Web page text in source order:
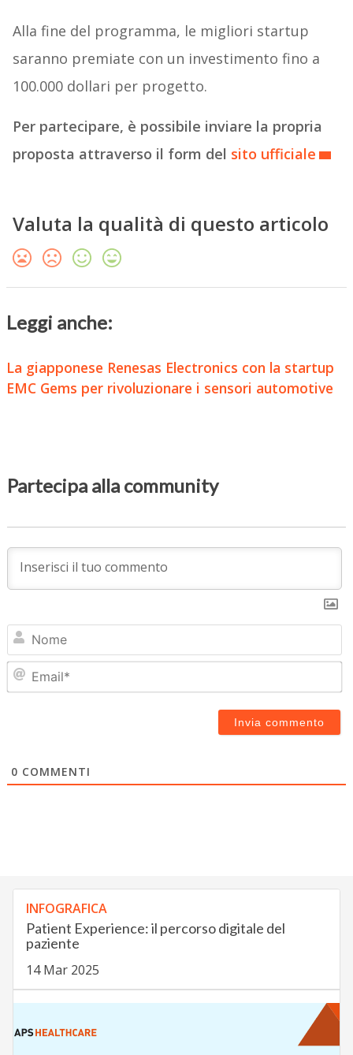
Alla fine del programma, le migliori startup
saranno premiate con un investimento fino a
100.000 dollari per progetto.
Per partecipare, è possibile inviare la propria
proposta attraverso il form del sito ufficiale
Valuta la qualità di questo articolo
Leggi anche:
La giapponese Renesas Electronics con la startup
EMC Gems per rivoluzionare i sensori automotive
Partecipa alla community
0 COMMENTI
INFOGRAFICA
Patient Experience: il percorso digitale del
paziente
14 Mar 2025